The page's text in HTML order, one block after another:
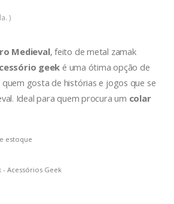
)
Medieval, feito de metal zamak
geek é uma ótima opção de
gosta de histórias e jogos que se
Ideal para quem procura um colar
estoque
- Acessórios Geek